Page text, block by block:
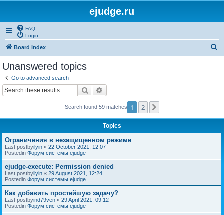
ejudge.ru
FAQ
Login
Board index
Unanswered topics
Go to advanced search
Search
Search found 59 matches 1 2
Topics
Ограничения в незащищенном режиме
Last postbyilyin « 22 October 2021, 12:07
Postedin Форум системы ejudge
ejudge-execute: Permission denied
Last postbyilyin « 29 August 2021, 12:24
Postedin Форум системы ejudge
Как добавить простейшую задачу?
Last postbyind79ven « 29 April 2021, 09:12
Postedin Форум системы ejudge